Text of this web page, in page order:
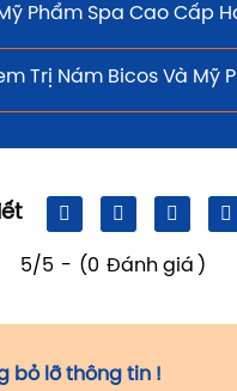
Phẩm Spa Cao Cấp
Trị Nám Bicos Và Mỹ
5/5 - (0 Đánh giá )
bỏ lỡ thông tin !